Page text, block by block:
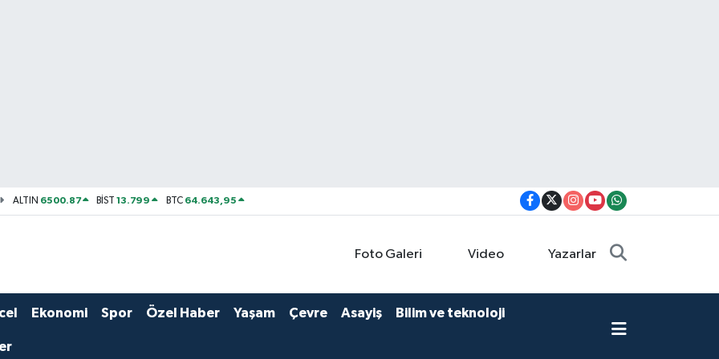
ALTIN 6500.87 BİST13.799 BTC 64.643,95
Foto Galeri Video Yazarlar
Ekonomi Spor Özel Haber Yaşam Çevre Asayiş Bilim ve teknoloji